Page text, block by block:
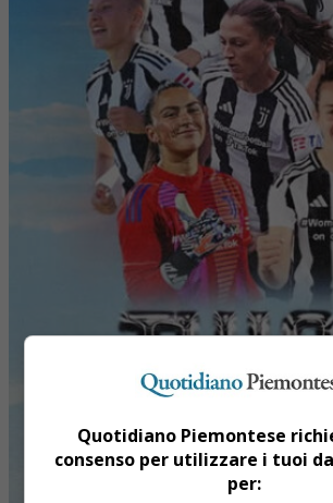
Quotidiano Piemontese
consenso per utilizzare i tuoi
per: